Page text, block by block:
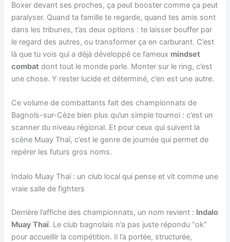
Boxer devant ses proches, ça peut booster comme ça peut
paralyser. Quand ta famille te regarde, quand tes amis sont
dans les tribunes, t’as deux options : te laisser bouffer par
le regard des autres, ou transformer ça en carburant. C’est
là que tu vois qui a déjà développé ce fameux mindset
combat dont tout le monde parle. Monter sur le ring, c’est
une chose. Y rester lucide et déterminé, c’en est une autre.
Ce volume de combattants fait des championnats de
Bagnols-sur-Cèze bien plus qu’un simple tournoi : c’est un
scanner du niveau régional. Et pour ceux qui suivent la
scène Muay Thaï, c’est le genre de journée qui permet de
repérer les futurs gros noms.
Indalo Muay Thaï : un club local qui pense et vit comme une
vraie salle de fighters
Derrière l’affiche des championnats, un nom revient : Indalo
Muay Thaï. Le club bagnolais n’a pas juste répondu “ok”
pour accueillir la compétition. Il l’a portée, structurée,